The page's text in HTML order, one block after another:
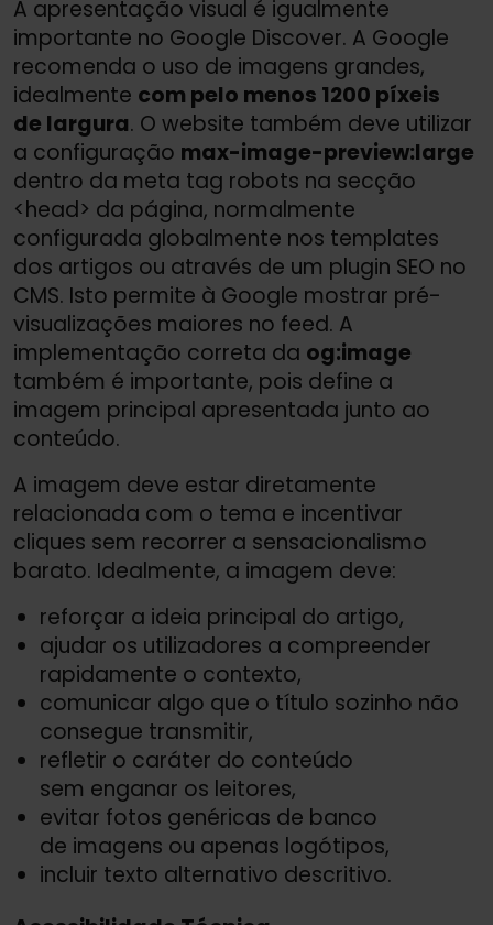
A apresentação visual é igualmente
importante no Google Discover. A Google
recomenda o uso de imagens grandes,
idealmente com pelo menos 1200 píxeis
de largura. O website também deve utilizar
a configuração max-image-preview:large
dentro da meta tag robots na secção
<head> da página, normalmente
configurada globalmente nos templates
dos artigos ou através de um plugin SEO no
CMS. Isto permite à Google mostrar pré-
visualizações maiores no feed. A
implementação correta da og:image
também é importante, pois define a
imagem principal apresentada junto ao
conteúdo.
A imagem deve estar diretamente
relacionada com o tema e incentivar
cliques sem recorrer a sensacionalismo
barato. Idealmente, a imagem deve:
reforçar a ideia principal do artigo,
ajudar os utilizadores a compreender
rapidamente o contexto,
comunicar algo que o título sozinho não
consegue transmitir,
refletir o caráter do conteúdo
sem enganar os leitores,
evitar fotos genéricas de banco
de imagens ou apenas logótipos,
incluir texto alternativo descritivo.